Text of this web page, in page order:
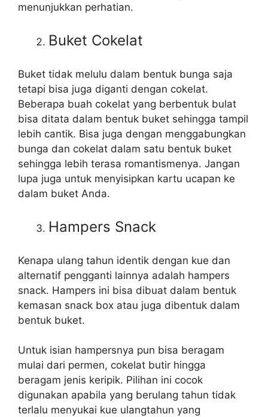
menunjukkan perhatian.
Buket Cokelat
Buket tidak melulu dalam bentuk bunga saja
tetapi bisa juga diganti dengan cokelat.
Beberapa buah cokelat yang berbentuk bulat
bisa ditata dalam bentuk buket sehingga tampil
lebih cantik. Bisa juga dengan menggabungkan
bunga dan cokelat dalam satu bentuk buket
sehingga lebih terasa romantismenya. Jangan
lupa juga untuk menyisipkan kartu ucapan ke
dalam buket Anda.
Hampers Snack
Kenapa ulang tahun identik dengan kue dan
alternatif pengganti lainnya adalah hampers
snack. Hampers ini bisa dibuat dalam bentuk
kemasan snack box atau juga dibentuk dalam
bentuk buket.
Untuk isian hampersnya pun bisa beragam
mulai dari permen, cokelat butir hingga
beragam jenis keripik. Pilihan ini cocok
digunakan apabila yang berulang tahun tidak
terlalu menyukai kue ulangtahun yang